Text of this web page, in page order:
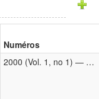
Numéros
2000 (Vol. 1, no 1) — …